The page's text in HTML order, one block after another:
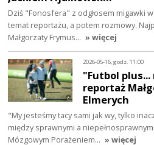
Dziś "Fonosfera" z odgłosem migawki
temat reportażu, a potem rozmowy.
Małgorzaty Frymus… » więcej
2026-05-16, godz. 11:00
"Futbol plus...
reportaż
Elmerych
"My jesteśmy tacy sami jak wy, tylko
między sprawnymi a
Mózgowym Porażeniem… » więcej